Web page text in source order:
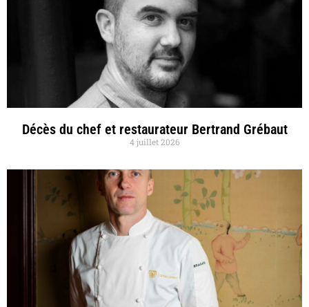
Décès du chef et restaurateur Bertrand Grébaut
4 juillet 2026